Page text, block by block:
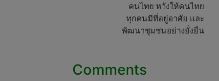
คนไทย หวังให้คนไทย
ทุกคนมีที่อยู่อาศัย และ
พัฒนาชุมชนอย่างยั่งยืน
Comments